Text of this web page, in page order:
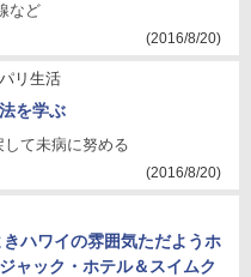
など
(2016/8/20)
リ生活
を学ぶ
て未病に努める
(2016/8/20)
ハワイの雰囲気ただようホ
ャック・ホテル＆スイムク